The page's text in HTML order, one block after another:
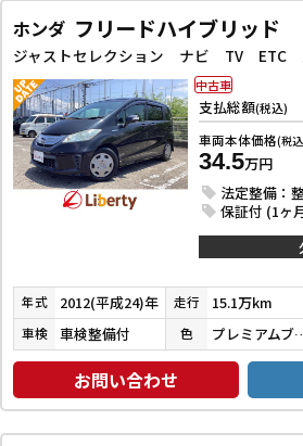
ホンダ フリードハイブリッド
支払総額(税込)
車両本体価格(税
34.5万円
法定整備：
保証付 (1ヶ
中古車
年式 2012(平成24)年 走行 15.1万km
車検 車検整備付 色 プレミアム
お問い合わせ